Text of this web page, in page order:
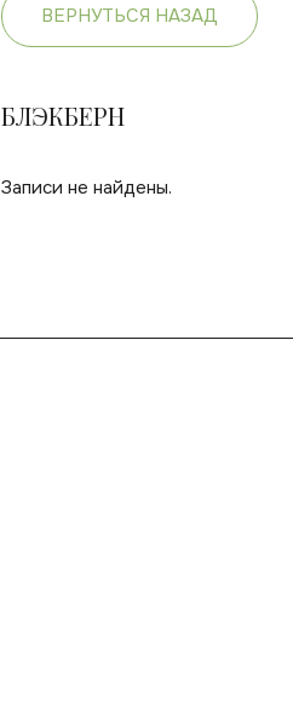
ВЕРНУТЬСЯ НАЗАД
БЛЭКБЕРН
Записи не найдены.